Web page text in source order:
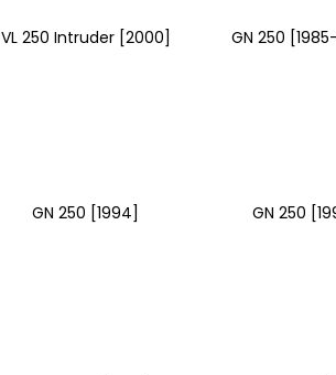
VL 250 Intruder [2000] GN 250
GN 250 [1994] GN 250